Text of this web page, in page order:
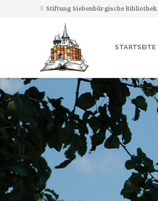
Stiftung Siebenbürgische
STARTSEITE